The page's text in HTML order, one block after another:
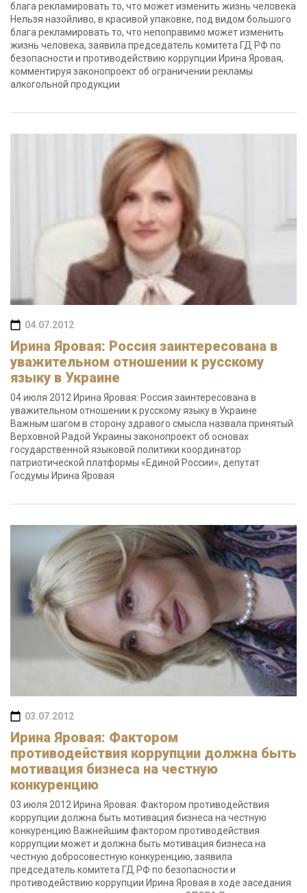
блага рекламировать то, что может изменить жизнь человека
Нельзя назойливо, в красивой упаковке, под видом большого
блага рекламировать то, что непоправимо может изменить
жизнь человека, заявила председатель комитета ГД РФ по
безопасности и противодействию коррупции Ирина Яровая,
комментируя законопроект об ограничении рекламы
алкогольной продукции
04.07.2012
Ирина Яровая: Россия заинтересована в
уважительном отношении к русскому
языку в Украине
04 июля 2012 Ирина Яровая: Россия заинтересована в
уважительном отношении к русскому языку в Украине
Важным шагом в сторону здравого смысла назвала принятый
Верховной Радой Украины законопроект об основах
государственной языковой политики координатор
патриотической платформы «Единой России», депутат
Госдумы Ирина Яровая
03.07.2012
Ирина Яровая: Фактором
противодействия коррупции должна быть
мотивация бизнеса на честную
конкуренцию
03 июля 2012 Ирина Яровая: Фактором противодействия
коррупции должна быть мотивация бизнеса на честную
конкуренцию Важнейшим фактором противодействия
коррупции может и должна быть мотивация бизнеса на
честную добросовестную конкуренцию, заявила
председатель комитета ГД РФ по безопасности и
противодействию коррупции Ирина Яровая в ходе заседания